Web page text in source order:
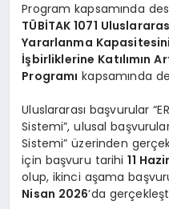
Program kapsamında
TÜBİTAK 1071
Yararlanma
İşbirliklerine Katılımın
Programı kapsamında
Uluslararası başvurular
Sistemi”, ulusal
Sistemi” üzerinden
için başvuru tarihi11
olup, ikinci aşama
Nisan 2026‘da